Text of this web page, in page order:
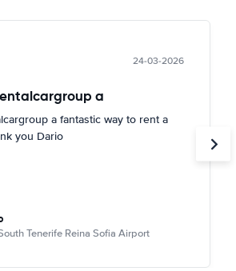
24-03-2026
a
a fantastic way to rent a
you Dario
Tenerife Reina Sofia Airport